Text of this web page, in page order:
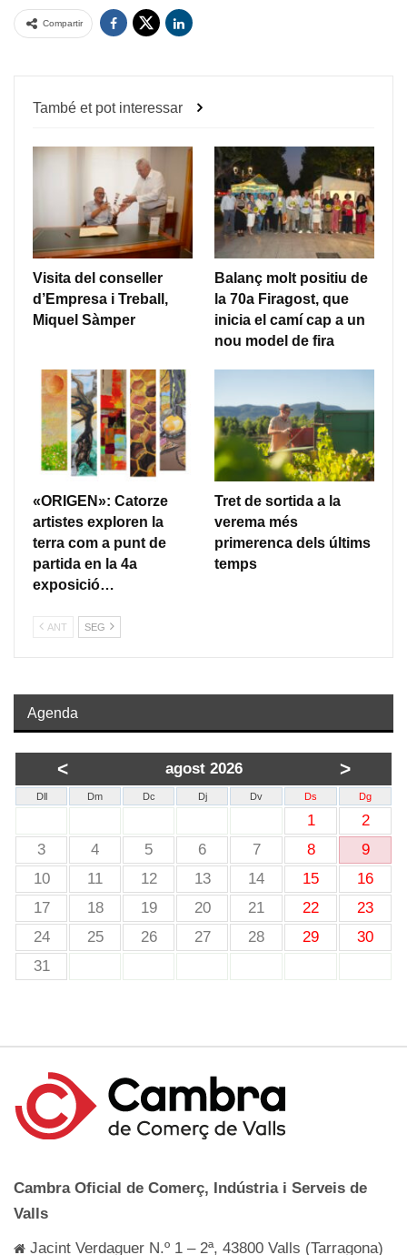
Compartir
També et pot interessar
Visita del conseller
d’Empresa i Treball,
Miquel Sàmper
Balanç molt positiu de
la 70a Firagost, que
inicia el camí cap a un
nou model de fira
«ORIGEN»: Catorze
artistes exploren la
terra com a punt de
partida en la 4a
exposició…
Tret de sortida a la
verema més
primerenca dels últims
temps
ANT SEG
Agenda
< agost 2026 >
Dll Dm Dc Dj Dv Ds Dg
1
2
3
4 5 6 7 8
9
10
11 12 13 14 15
16
17
18 19 20 21 22
23
24
25 26 27 28 29
30
31
Cambra Oficial de Comerç, Indústria i Serveis de
Valls
Jacint Verdaguer N.º 1 – 2ª, 43800 Valls (Tarragona)